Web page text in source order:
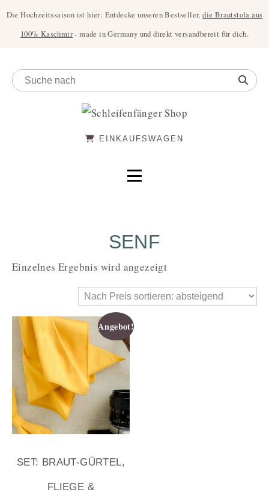
Die Hochzeitssaison ist hier: Entdecke unseren Bestseller,die Brautstola aus
100% Kaschmir- made in Germany und direkt versandbereit für dich.
EINKAUFSWAGEN
SENF
Einzelnes Ergebnis wird angezeigt
Angebot!
SET: BRAUT-GÜRTEL,
FLIEGE &